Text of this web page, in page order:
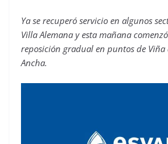
Ya se recuperó servicio en algunos
Villa Alemana y esta mañana
reposición gradual en puntos de Viña
Ancha.